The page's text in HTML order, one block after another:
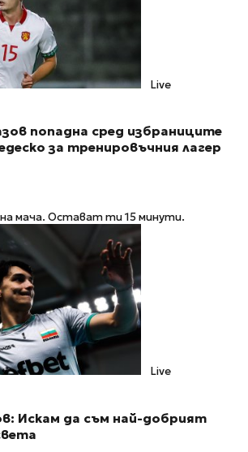
Live
попадна сред избраниците
за тренировъчния лагер
на мача. Остават ти 15 минути.
Live
Искам да съм най-добрият